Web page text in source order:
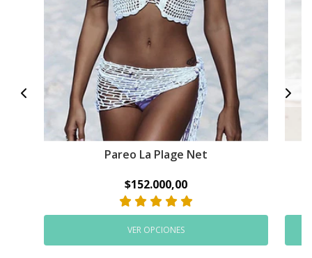
Pareo La Plage Net
$152.000,00
VER OPCIONES